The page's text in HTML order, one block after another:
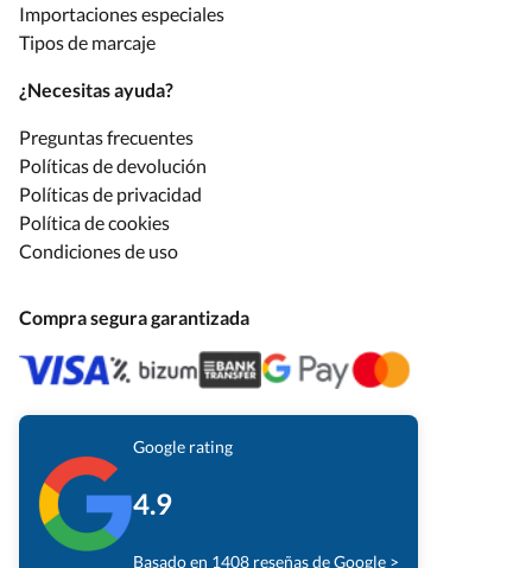
Importaciones especiales
Tipos de marcaje
¿Necesitas ayuda?
Preguntas frecuentes
Políticas de devolución
Políticas de privacidad
Política de cookies
Condiciones de uso
Compra segura garantizada
Google rating
4.9
Basado en 1408 reseñas de Google >